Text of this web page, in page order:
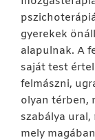
gyerekek
alapulnak. A
saját test
felmászni,
olyan térben,
szabálya ural,
mely